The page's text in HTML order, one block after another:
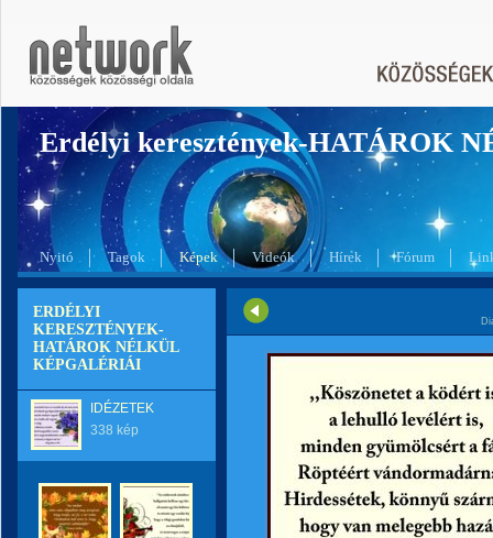
Erdélyi keresztények-HATÁROK
Nyitó Tagok Képek Videók Hírek Fórum
ERDÉLYI
KERESZTÉNYEK-
HATÁROK NÉLKÜL
KÉPGALÉRIÁI
IDÉZETEK
338 kép